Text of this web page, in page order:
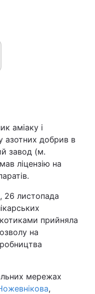
аміаку і
азотних добрив в
завод (м.
ліцензію на
26 листопада
прийняла
на
мережах
,